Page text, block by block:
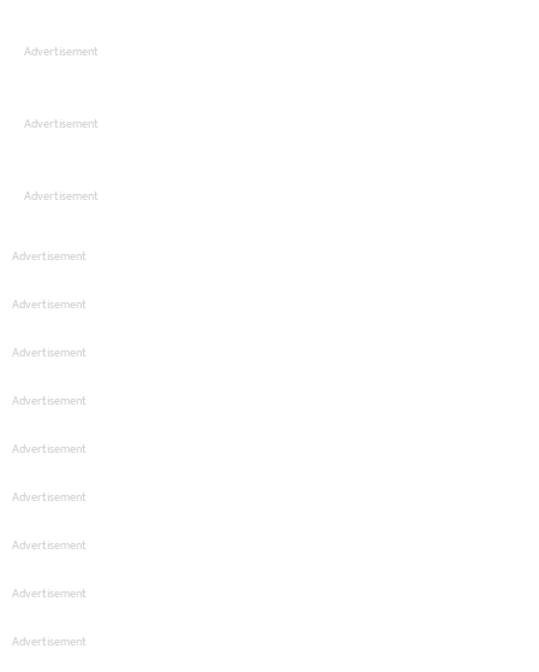
Advertisement
Advertisement
Advertisement
Advertisement
Advertisement
Advertisement
Advertisement
Advertisement
Advertisement
Advertisement
Advertisement
Advertisement